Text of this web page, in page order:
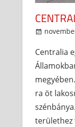
Centralia
ra öt
területhez